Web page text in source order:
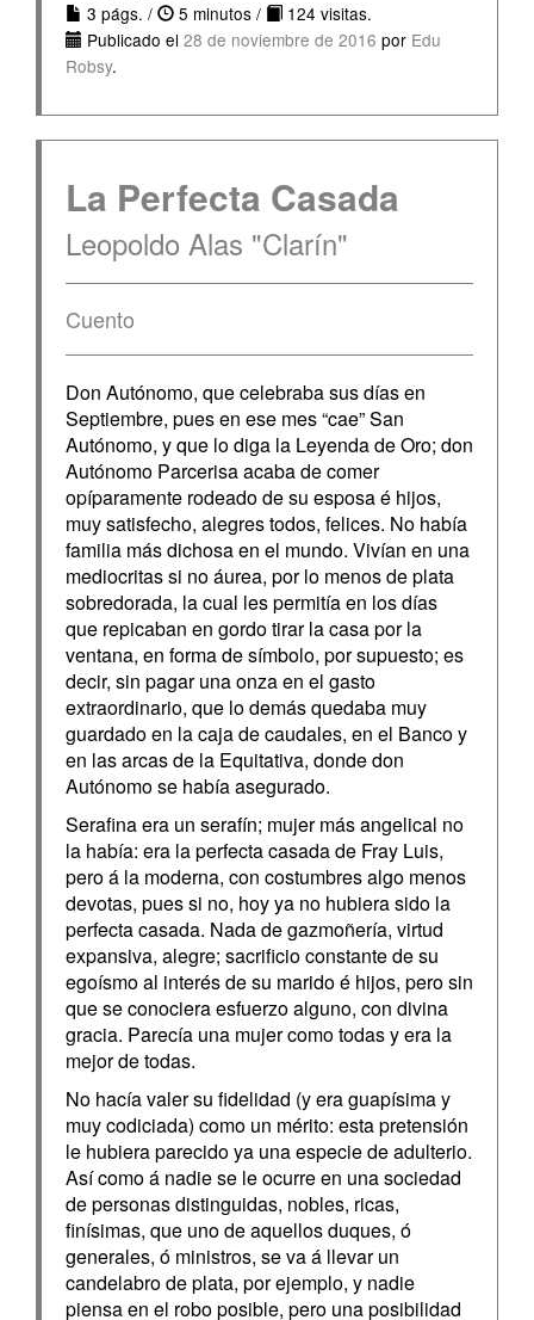
3 págs. /
5 minutos /
124 visitas.
Publicado el 28 de noviembre de 2016 por Edu
Robsy.
La Perfecta Casada
Leopoldo Alas "Clarín"
Cuento
Don Autónomo, que celebraba sus días en
Septiembre, pues en ese mes “cae” San
Autónomo, y que lo diga la Leyenda de Oro; don
Autónomo Parcerisa acaba de comer
opíparamente rodeado de su esposa é hijos,
muy satisfecho, alegres todos, felices. No había
familia más dichosa en el mundo. Vivían en una
mediocritas si no áurea, por lo menos de plata
sobredorada, la cual les permitía en los días
que repicaban en gordo tirar la casa por la
ventana, en forma de símbolo, por supuesto; es
decir, sin pagar una onza en el gasto
extraordinario, que lo demás quedaba muy
guardado en la caja de caudales, en el Banco y
en las arcas de la Equitativa, donde don
Autónomo se había asegurado.
Serafina era un serafín; mujer más angelical no
la había: era la perfecta casada de Fray Luis,
pero á la moderna, con costumbres algo menos
devotas, pues si no, hoy ya no hubiera sido la
perfecta casada. Nada de gazmoñería, virtud
expansiva, alegre; sacrificio constante de su
egoísmo al interés de su marido é hijos, pero sin
que se conociera esfuerzo alguno, con divina
gracia. Parecía una mujer como todas y era la
mejor de todas.
No hacía valer su fidelidad (y era guapísima y
muy codiciada) como un mérito: esta pretensión
le hubiera parecido ya una especie de adulterio.
Así como á nadie se le ocurre en una sociedad
de personas distinguidas, nobles, ricas,
finísimas, que uno de aquellos duques, ó
generales, ó ministros, se va á llevar un
candelabro de plata, por ejemplo, y nadie
piensa en el robo posible, pero una posibilidad